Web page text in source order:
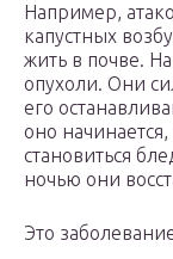
Например,
капустных
жить в почве.
опухоли. Они
его
оно
становиться
ночью они
Это